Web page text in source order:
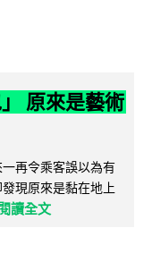
原來是藝術
再令乘客誤以為有
現原來是黏在地上
讀全文